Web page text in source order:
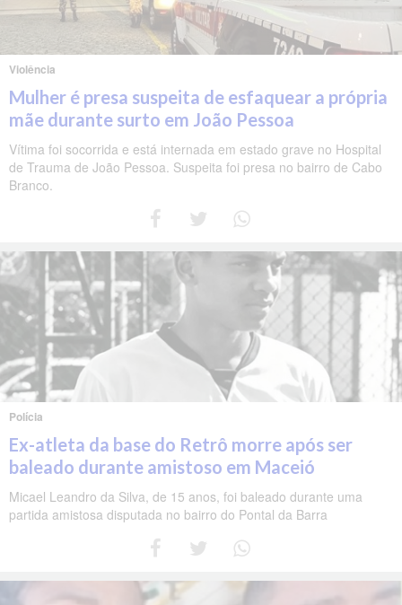
Violência
Mulher é presa suspeita de esfaquear a própria
mãe durante surto em João Pessoa
Vítima foi socorrida e está internada em estado grave no Hospital
de Trauma de João Pessoa. Suspeita foi presa no bairro de Cabo
Branco.
Polícia
Ex-atleta da base do Retrô morre após ser
baleado durante amistoso em Maceió
Micael Leandro da Silva, de 15 anos, foi baleado durante uma
partida amistosa disputada no bairro do Pontal da Barra